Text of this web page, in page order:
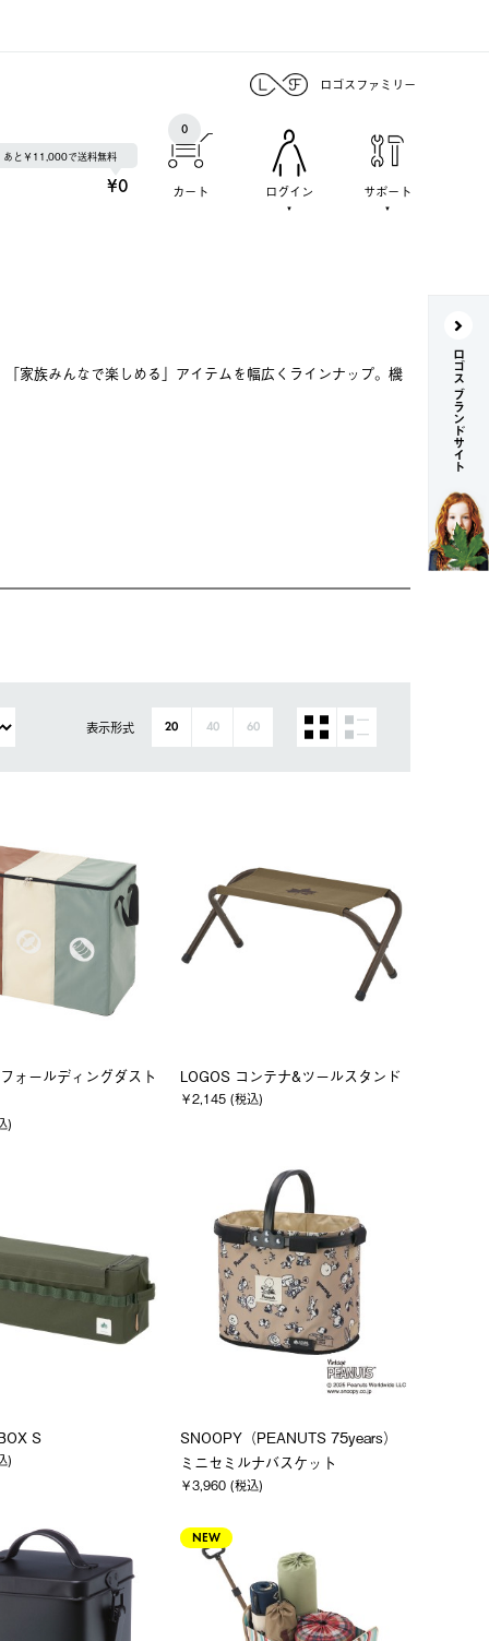
ロゴスファミリー
あと￥11,000で送料無料
¥0 カート
0
ログイン サポート
家族みんなで楽しめる」アイテムを幅広くラインナップ。機
表示形式 20 40 60
ォールディングダスト
)
LOGOS コンテナ&ツールスタンド
￥2,145 (税込)
S
)
SNOOPY（PEANUTS 75years）
ミニセミルナバスケット
￥3,960 (税込)
NEW
ロゴス ブランドサイト